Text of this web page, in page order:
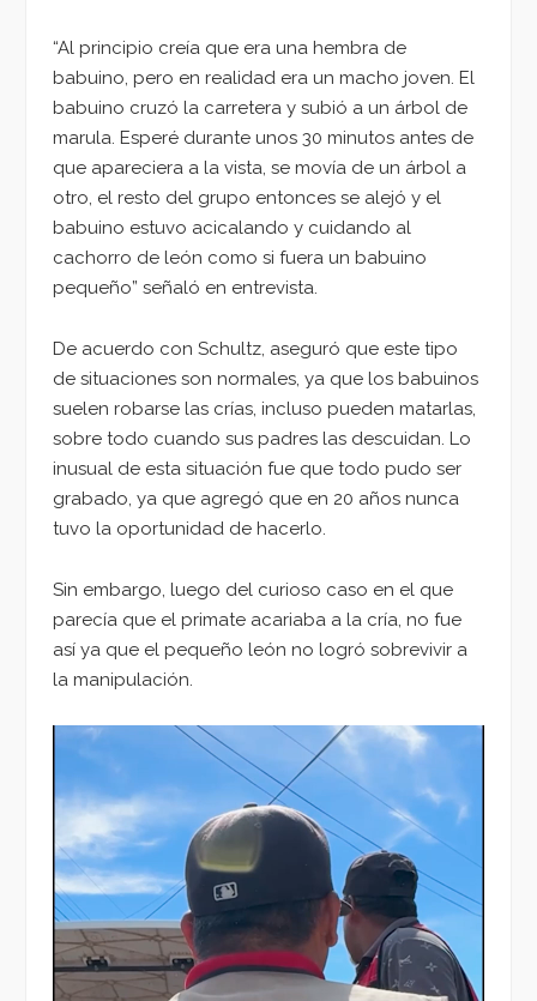
“Al principio creía que era una hembra de
babuino, pero en realidad era un macho joven. El
babuino cruzó la carretera y subió a un árbol de
marula. Esperé durante unos 30 minutos antes de
que apareciera a la vista, se movía de un árbol a
otro, el resto del grupo entonces se alejó y el
babuino estuvo acicalando y cuidando al
cachorro de león como si fuera un babuino
pequeño” señaló en entrevista.
De acuerdo con Schultz, aseguró que este tipo
de situaciones son normales, ya que los babuinos
suelen robarse las crías, incluso pueden matarlas,
sobre todo cuando sus padres las descuidan. Lo
inusual de esta situación fue que todo pudo ser
grabado, ya que agregó que en 20 años nunca
tuvo la oportunidad de hacerlo.
Sin embargo, luego del curioso caso en el que
parecía que el primate acariaba a la cría, no fue
así ya que el pequeño león no logró sobrevivir a
la manipulación.
Reproductor
vídeo